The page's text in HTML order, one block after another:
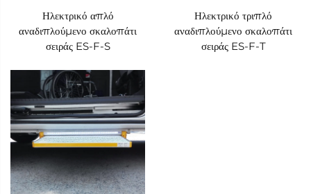
Ηλεκτρικό απλό
αναδιπλούμενο σκαλοπάτι
σειράς ES-F-S
Ηλεκτρικό τριπλό
αναδιπλούμενο σκαλοπάτι
σειράς ES-F-T